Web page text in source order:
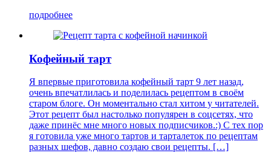
подробнее
Кофейный тарт
Я впервые приготовила кофейный тарт 9 лет назад,
очень впечатлилась и поделилась рецептом в своём
старом блоге. Он моментально стал хитом у читателей.
Этот рецепт был настолько популярен в соцсетях, что
даже принёс мне много новых подписчиков.:) С тех пор
я готовила уже много тартов и тарталеток по рецептам
разных шефов, давно создаю свои рецепты. […]